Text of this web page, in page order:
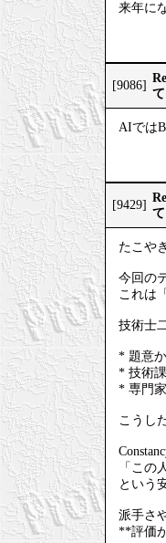
来年に
[9086]
て
AIでは
[9429]
て
たこや
今回の
これは
技術士
* 題意
* 技術
* 専門
こうし
「この
という
派手さ
**評価